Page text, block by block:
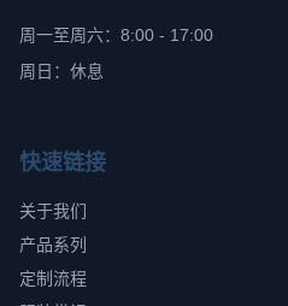
周一至周六：8:00 - 17:00
周日：休息
快速链接
关于我们
产品系列
定制流程